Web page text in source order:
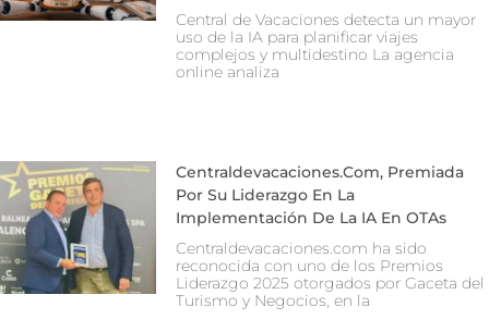
Central de Vacaciones detecta un mayor
uso de la IA para planificar viajes
complejos y multidestino La agencia
online analiza
Centraldevacaciones.com, Premiada
Por Su Liderazgo En La
Implementación De La IA En OTAs
Centraldevacaciones.com ha sido
reconocida con uno de los Premios
Liderazgo 2025 otorgados por Gaceta del
Turismo y Negocios, en la